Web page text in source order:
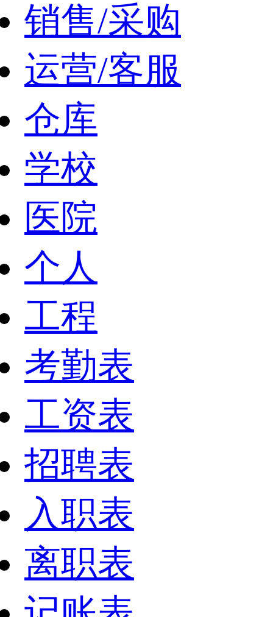
销售/采购
运营/客服
仓库
学校
医院
个人
工程
考勤表
工资表
招聘表
入职表
离职表